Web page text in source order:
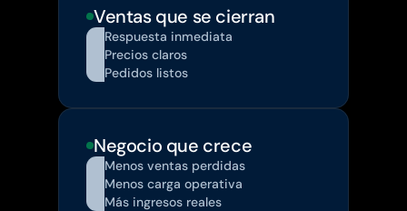
Ventas que se cierran
Respuesta inmediata
Precios claros
Pedidos listos
Negocio que crece
Menos ventas perdidas
Menos carga operativa
Más ingresos reales